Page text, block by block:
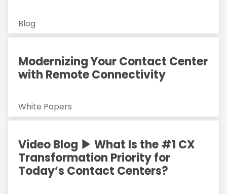
Blog
Modernizing Your Contact Center
with Remote Connectivity
White Papers
Video Blog ▶ What Is the #1 CX
Transformation Priority for
Today’s Contact Centers?